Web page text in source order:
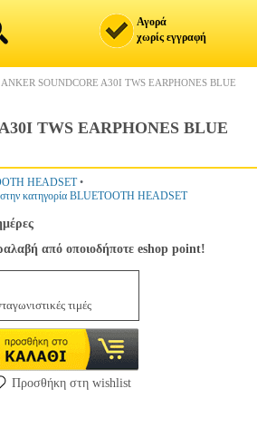
Αγορά
χωρίς εγγραφή
ANKER SOUNDCORE A30I TWS EARPHONES BLUE
TWS EARPHONES BLUE
HEADSET•
κατηγορία BLUETOOTH HEADSET
από οποιοδήποτε eshop point!
τιμές
Προσθήκη στη wishlist